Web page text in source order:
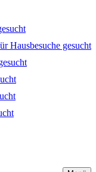
Hausbesuche gesucht